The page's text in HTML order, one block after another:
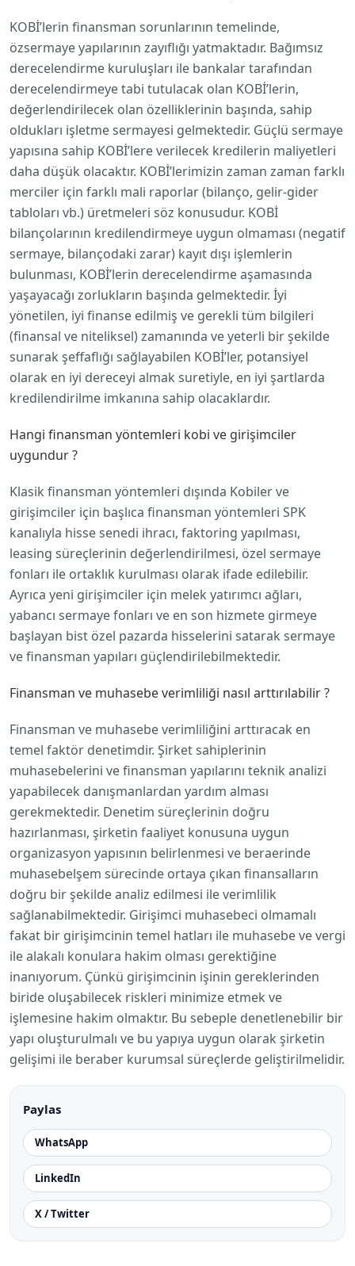
KOBİ’lerin finansman sorunlarının temelinde,
özsermaye yapılarının zayıflığı yatmaktadır. Bağımsız
derecelendirme kuruluşları ile bankalar tarafından
derecelendirmeye tabi tutulacak olan KOBİ’lerin,
değerlendirilecek olan özelliklerinin başında, sahip
oldukları işletme sermayesi gelmektedir. Güçlü sermaye
yapısına sahip KOBİ’lere verilecek kredilerin maliyetleri
daha düşük olacaktır. KOBİ’lerimizin zaman zaman farklı
merciler için farklı mali raporlar (bilanço, gelir-gider
tabloları vb.) üretmeleri söz konusudur. KOBİ
bilançolarının kredilendirmeye uygun olmaması (negatif
sermaye, bilançodaki zarar) kayıt dışı işlemlerin
bulunması, KOBİ’lerin derecelendirme aşamasında
yaşayacağı zorlukların başında gelmektedir. İyi
yönetilen, iyi finanse edilmiş ve gerekli tüm bilgileri
(finansal ve niteliksel) zamanında ve yeterli bir şekilde
sunarak şeffaflığı sağlayabilen KOBİ’ler, potansiyel
olarak en iyi dereceyi almak suretiyle, en iyi şartlarda
kredilendirilme imkanına sahip olacaklardır.
Hangi finansman yöntemleri kobi ve girişimciler
uygundur ?
Klasik finansman yöntemleri dışında Kobiler ve
girişimciler için başlıca finansman yöntemleri SPK
kanalıyla hisse senedi ihracı, faktoring yapılması,
leasing süreçlerinin değerlendirilmesi, özel sermaye
fonları ile ortaklık kurulması olarak ifade edilebilir.
Ayrıca yeni girişimciler için melek yatırımcı ağları,
yabancı sermaye fonları ve en son hizmete girmeye
başlayan bist özel pazarda hisselerini satarak sermaye
ve finansman yapıları güçlendirilebilmektedir.
Finansman ve muhasebe verimliliği nasıl arttırılabilir ?
Finansman ve muhasebe verimliliğini arttıracak en
temel faktör denetimdir. Şirket sahiplerinin
muhasebelerini ve finansman yapılarını teknik analizi
yapabilecek danışmanlardan yardım alması
gerekmektedir. Denetim süreçlerinin doğru
hazırlanması, şirketin faaliyet konusuna uygun
organizasyon yapısının belirlenmesi ve beraerinde
muhasebelşem sürecinde ortaya çıkan finansalların
doğru bir şekilde analiz edilmesi ile verimlilik
sağlanabilmektedir. Girişimci muhasebeci olmamalı
fakat bir girişimcinin temel hatları ile muhasebe ve vergi
ile alakalı konulara hakim olması gerektiğine
inanıyorum. Çünkü girişimcinin işinin gereklerinden
biride oluşabilecek riskleri minimize etmek ve
işlemesine hakim olmaktır. Bu sebeple denetlenebilir bir
yapı oluşturulmalı ve bu yapıya uygun olarak şirketin
gelişimi ile beraber kurumsal süreçlerde geliştirilmelidir.
Paylas
WhatsApp
LinkedIn
X / Twitter